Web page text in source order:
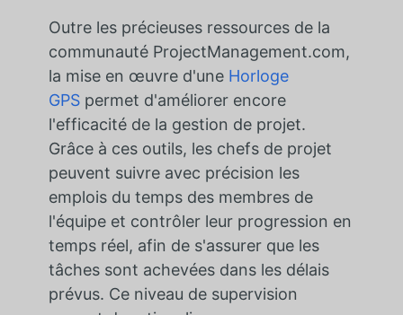
Outre les précieuses ressources de la
communauté ProjectManagement.com,
la mise en œuvre d'une Horloge
GPSpermet d'améliorer encore
l'efficacité de la gestion de projet.
Grâce à ces outils, les chefs de projet
peuvent suivre avec précision les
emplois du temps des membres de
l'équipe et contrôler leur progression en
temps réel, afin de s'assurer que les
tâches sont achevées dans les délais
prévus. Ce niveau de supervision